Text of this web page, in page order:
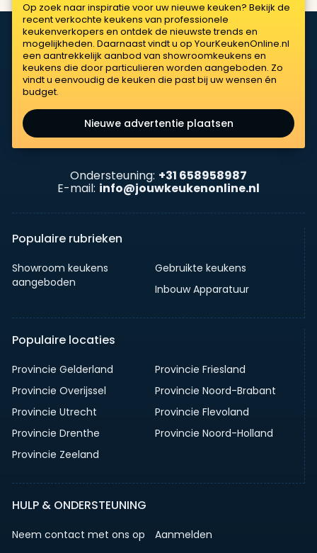
Op zoek naar inspiratie voor uw nieuwe keuken? Bekijk de
recent verkochte keukens van professionele
keukenverkopers en ontdek de nieuwste trends en
mogelijkheden. Daarnaast vindt u op YourKeukenOnline.nl
een aantrekkelijk aanbod van showroomkeukens en
keukens die door particulieren worden aangeboden. Zo
vindt u eenvoudig de keuken die past bij uw wensen én
budget.
Nieuwe advertentie plaatsen
Ondersteuning: +31 658958987
E-mail: info@jouwkeukenonline.nl
Populaire rubrieken
Showroom keukens
aangeboden
Gebruikte keukens
Inbouw Apparatuur
Populaire locaties
Provincie Gelderland
Provincie Friesland
Provincie Overijssel
Provincie Noord-Brabant
Provincie Utrecht
Provincie Flevoland
Provincie Drenthe
Provincie Noord-Holland
Provincie Zeeland
HULP & ONDERSTEUNING
Neem contact met ons op Aanmelden